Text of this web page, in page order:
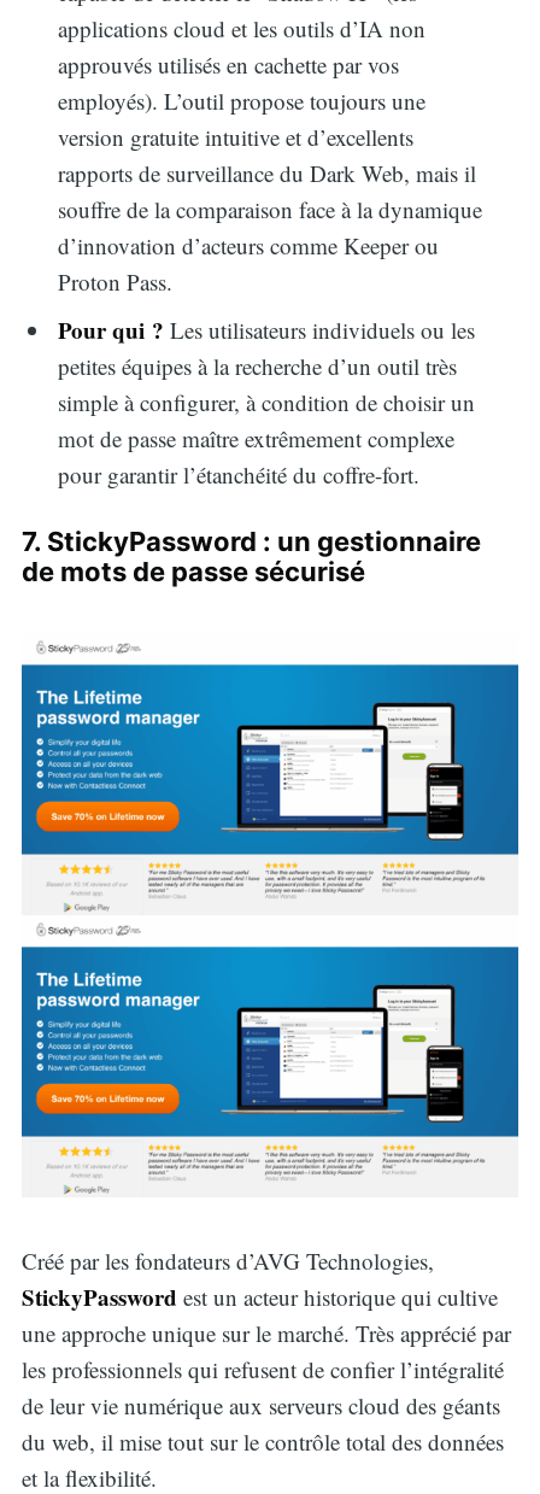
applications cloud et les outils d’IA non
approuvés utilisés en cachette par vos
employés). L’outil propose toujours une
version gratuite intuitive et d’excellents
rapports de surveillance du Dark Web, mais il
souffre de la comparaison face à la dynamique
d’innovation d’acteurs comme Keeper ou
Proton Pass.
Pour qui ? Les utilisateurs individuels ou les
petites équipes à la recherche d’un outil très
simple à configurer, à condition de choisir un
mot de passe maître extrêmement complexe
pour garantir l’étanchéité du coffre-fort.
7. StickyPassword : un gestionnaire
de mots de passe sécurisé
Créé par les fondateurs d’AVG Technologies,
StickyPassword est un acteur historique qui cultive
une approche unique sur le marché. Très apprécié par
les professionnels qui refusent de confier l’intégralité
de leur vie numérique aux serveurs cloud des géants
du web, il mise tout sur le contrôle total des données
et la flexibilité.